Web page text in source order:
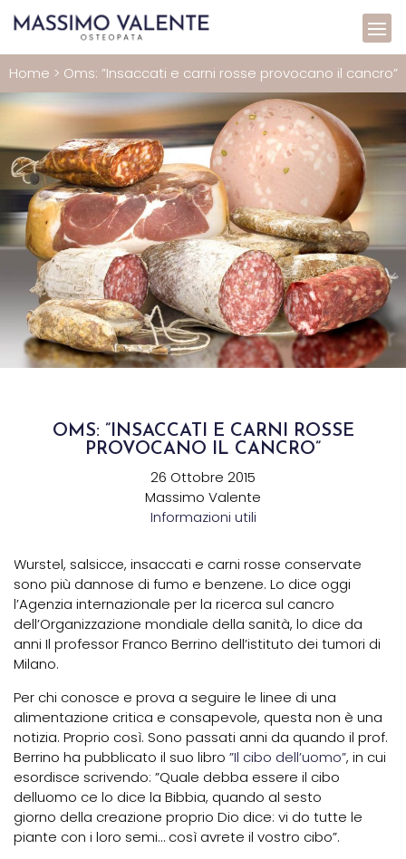
Home > Oms: ”Insaccati e carni rosse provocano il cancro”
OMS: ”INSACCATI E CARNI ROSSE
PROVOCANO IL CANCRO”
26 Ottobre 2015
Massimo Valente
Informazioni utili
Wurstel, salsicce, insaccati e carni rosse conservate
sono più dannose di fumo e benzene. Lo dice oggi
l’Agenzia internazionale per la ricerca sul cancro
dell’Organizzazione mondiale della sanità, lo dice da
anni Il professor Franco Berrino dell’istituto dei tumori di
Milano.
Per chi conosce e prova a seguire le linee di una
alimentazione critica e consapevole, questa non è una
notizia. Proprio così. Sono passati anni da quando il prof.
Berrino ha pubblicato il suo libro ”Il cibo dell’uomo”, in cui
esordisce scrivendo: ”Quale debba essere il cibo
delluomo ce lo dice la Bibbia, quando al sesto
giorno della creazione proprio Dio dice: vi do tutte le
piante con i loro semi… così avrete il vostro cibo”.